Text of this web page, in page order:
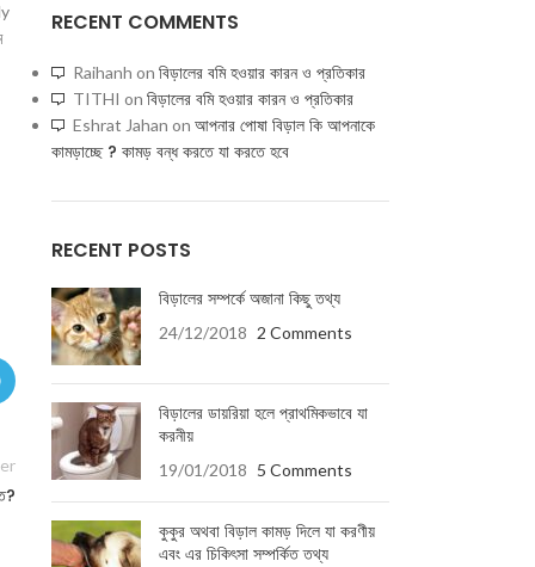
RECENT COMMENTS
Raihanh on বিড়ালের বমি হওয়ার কারন ও প্রতিকার
TITHI on বিড়ালের বমি হওয়ার কারন ও প্রতিকার
Eshrat Jahan on আপনার পোষা বিড়াল কি আপনাকে
কামড়াচ্ছে ? কামড় বন্ধ করতে যা করতে হবে
RECENT POSTS
বিড়ালের সম্পর্কে অজানা কিছু তথ্য
24/12/2018 2 Comments
বিড়ালের ডায়রিয়া হলে প্রাথমিকভাবে যা
করনীয়
19/01/2018 5 Comments
কুকুর অথবা বিড়াল কামড় দিলে যা করণীয়
এবং এর চিকিৎসা সম্পর্কিত তথ্য